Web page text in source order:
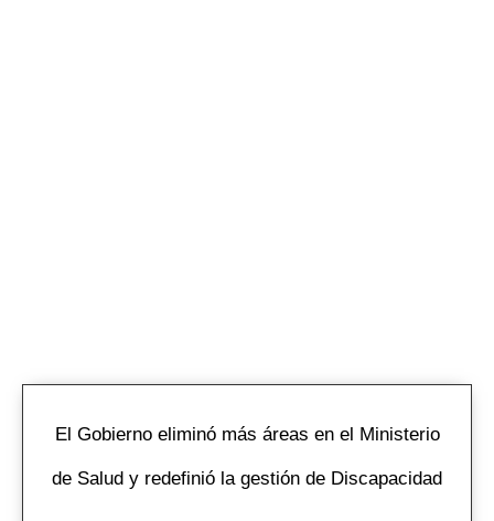
El Gobierno eliminó más áreas en el Ministerio
de Salud y redefinió la gestión de Discapacidad